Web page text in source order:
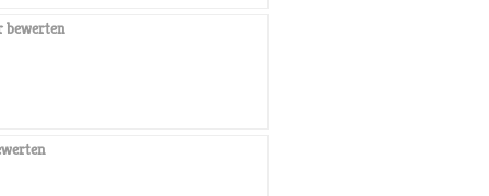
bewerten